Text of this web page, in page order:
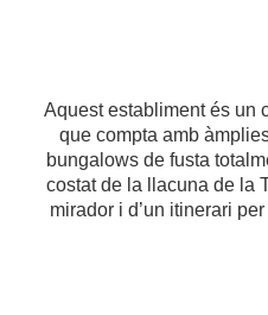
Aquest establiment és un
que compta amb
bungalows de fusta
costat de la llacuna de la
mirador i d’un itinerari